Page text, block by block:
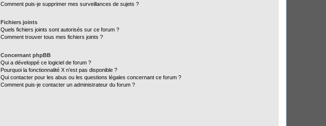
Comment puis-je supprimer mes surveillances de sujets ?
Fichiers joints
Quels fichiers joints sont autorisés sur ce forum ?
Comment trouver tous mes fichiers joints ?
Concernant phpBB
Qui a développé ce logiciel de forum ?
Pourquoi la fonctionnalité X n’est pas disponible ?
Qui contacter pour les abus ou les questions légales concernant ce forum ?
Comment puis-je contacter un administrateur du forum ?